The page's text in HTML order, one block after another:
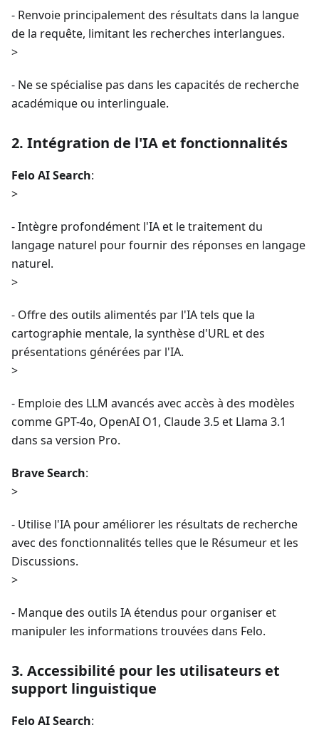
- Renvoie principalement des résultats dans la langue
de la requête, limitant les recherches interlangues.
>
- Ne se spécialise pas dans les capacités de recherche
académique ou interlinguale.
2. Intégration de l'IA et fonctionnalités
Felo AI Search:
>
- Intègre profondément l'IA et le traitement du
langage naturel pour fournir des réponses en langage
naturel.
>
- Offre des outils alimentés par l'IA tels que la
cartographie mentale, la synthèse d'URL et des
présentations générées par l'IA.
>
- Emploie des LLM avancés avec accès à des modèles
comme GPT-4o, OpenAI O1, Claude 3.5 et Llama 3.1
dans sa version Pro.
Brave Search:
>
- Utilise l'IA pour améliorer les résultats de recherche
avec des fonctionnalités telles que le Résumeur et les
Discussions.
>
- Manque des outils IA étendus pour organiser et
manipuler les informations trouvées dans Felo.
3. Accessibilité pour les utilisateurs et
support linguistique
Felo AI Search: